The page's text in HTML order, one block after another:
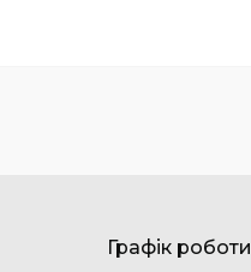
Графік роботи